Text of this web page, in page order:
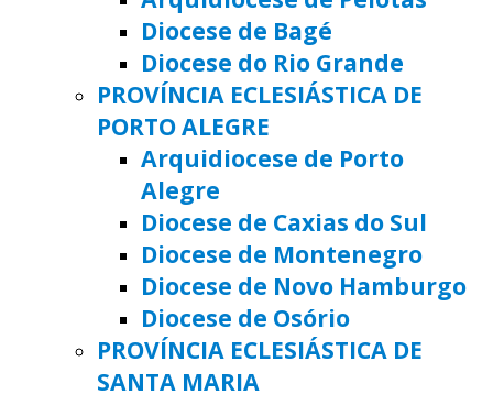
Diocese de Bagé
Diocese do Rio Grande
PROVÍNCIA ECLESIÁSTICA DE
PORTO ALEGRE
Arquidiocese de Porto
Alegre
Diocese de Caxias do Sul
Diocese de Montenegro
Diocese de Novo Hamburgo
Diocese de Osório
PROVÍNCIA ECLESIÁSTICA DE
SANTA MARIA